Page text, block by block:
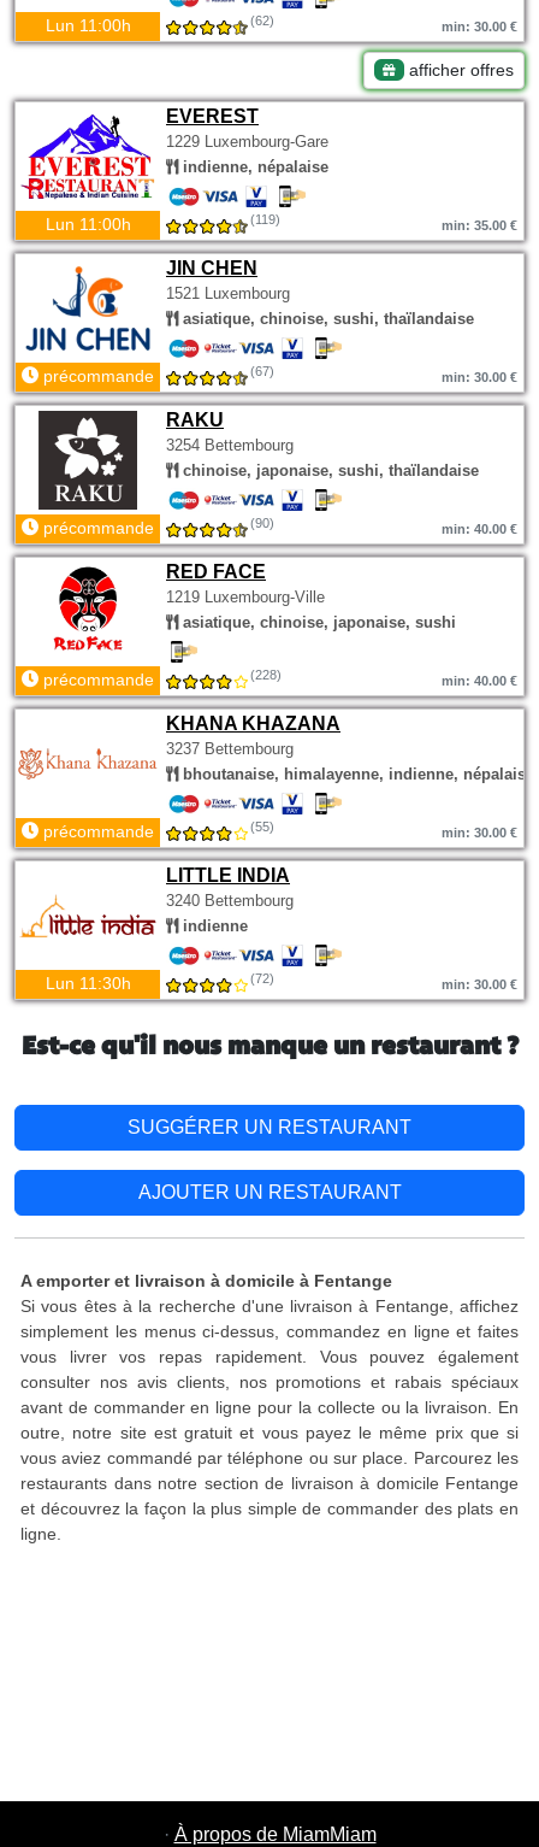
Lun 11:00h (62) min: 30.00 €
afficher offres
EVEREST
1229 Luxembourg-Gare
indienne, népalaise
Lun 11:00h (119) min: 35.00 €
JIN CHEN
1521 Luxembourg
asiatique, chinoise, sushi, thaïlandaise
précommande (67) min: 30.00 €
RAKU
3254 Bettembourg
chinoise, japonaise, sushi, thaïlandaise
précommande (90) min: 40.00 €
RED FACE
1219 Luxembourg-Ville
asiatique, chinoise, japonaise, sushi
précommande (228) min: 40.00 €
KHANA KHAZANA
3237 Bettembourg
bhoutanaise, himalayenne, indienne, népalaise
précommande (55) min: 30.00 €
LITTLE INDIA
3240 Bettembourg
indienne
Lun 11:30h (72) min: 30.00 €
Est-ce qu'il nous manque un restaurant ?
SUGGÉRER UN RESTAURANT
AJOUTER UN RESTAURANT
A emporter et livraison à domicile à Fentange
Si vous êtes à la recherche d'une livraison à Fentange, affichez
simplement les menus ci-dessus, commandez en ligne et faites
vous livrer vos repas rapidement. Vous pouvez également
consulter nos avis clients, nos promotions et rabais spéciaux
avant de commander en ligne pour la collecte ou la livraison. En
outre, notre site est gratuit et vous payez le même prix que si
vous aviez commandé par téléphone ou sur place. Parcourez les
restaurants dans notre section de livraison à domicile Fentange
et découvrez la façon la plus simple de commander des plats en
ligne.
· À propos de MiamMiam